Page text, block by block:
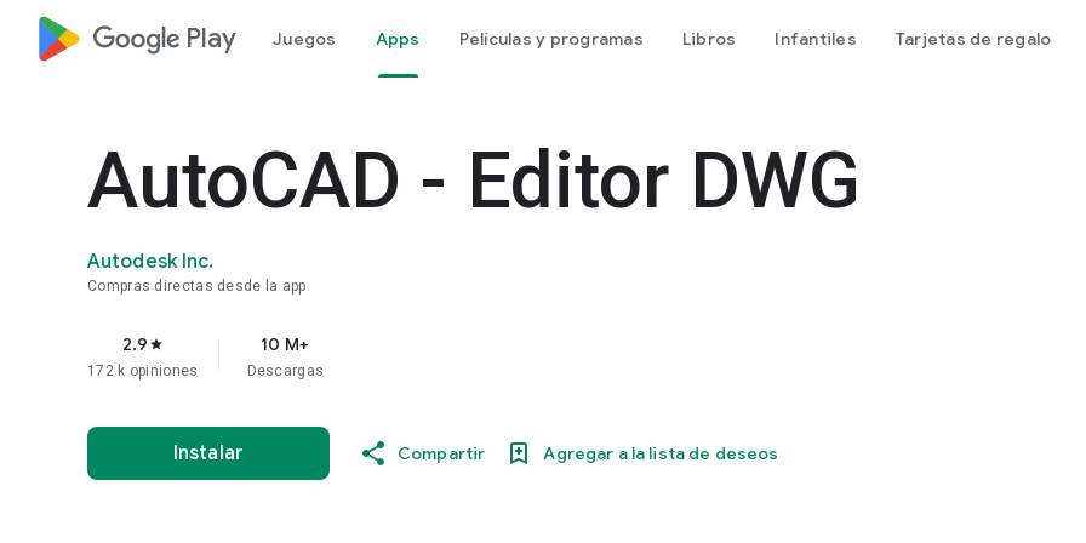
google_logo Play Juegos Apps Películas y programas Libros Infantiles Tarjetas de regalo
AutoCAD - Editor DWG
Autodesk Inc.
Compras directas desde la app
2.9 star
172 k opiniones
10 M+
Descargas
Instalar Compartir Agregar a la lista de deseos